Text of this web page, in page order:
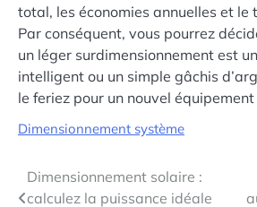
total, les économies annuelles et le
Par conséquent, vous pourrez
un léger surdimensionnement est
intelligent ou un simple gâchis
le feriez pour un nouvel
Dimensionnement système
Navigation
Dimensionnement solaire :
calculez la puissance idéale